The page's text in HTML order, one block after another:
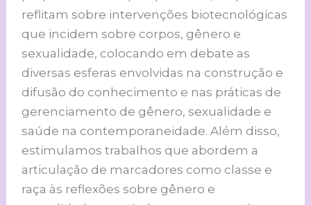
reflitam sobre intervenções biotecnológicas
que incidem sobre corpos, gênero e
sexualidade, colocando em debate as
diversas esferas envolvidas na construção e
difusão do conhecimento e nas práticas de
gerenciamento de gênero, sexualidade e
saúde na contemporaneidade. Além disso,
estimulamos trabalhos que abordem a
articulação de marcadores como classe e
raça às reflexões sobre gênero e